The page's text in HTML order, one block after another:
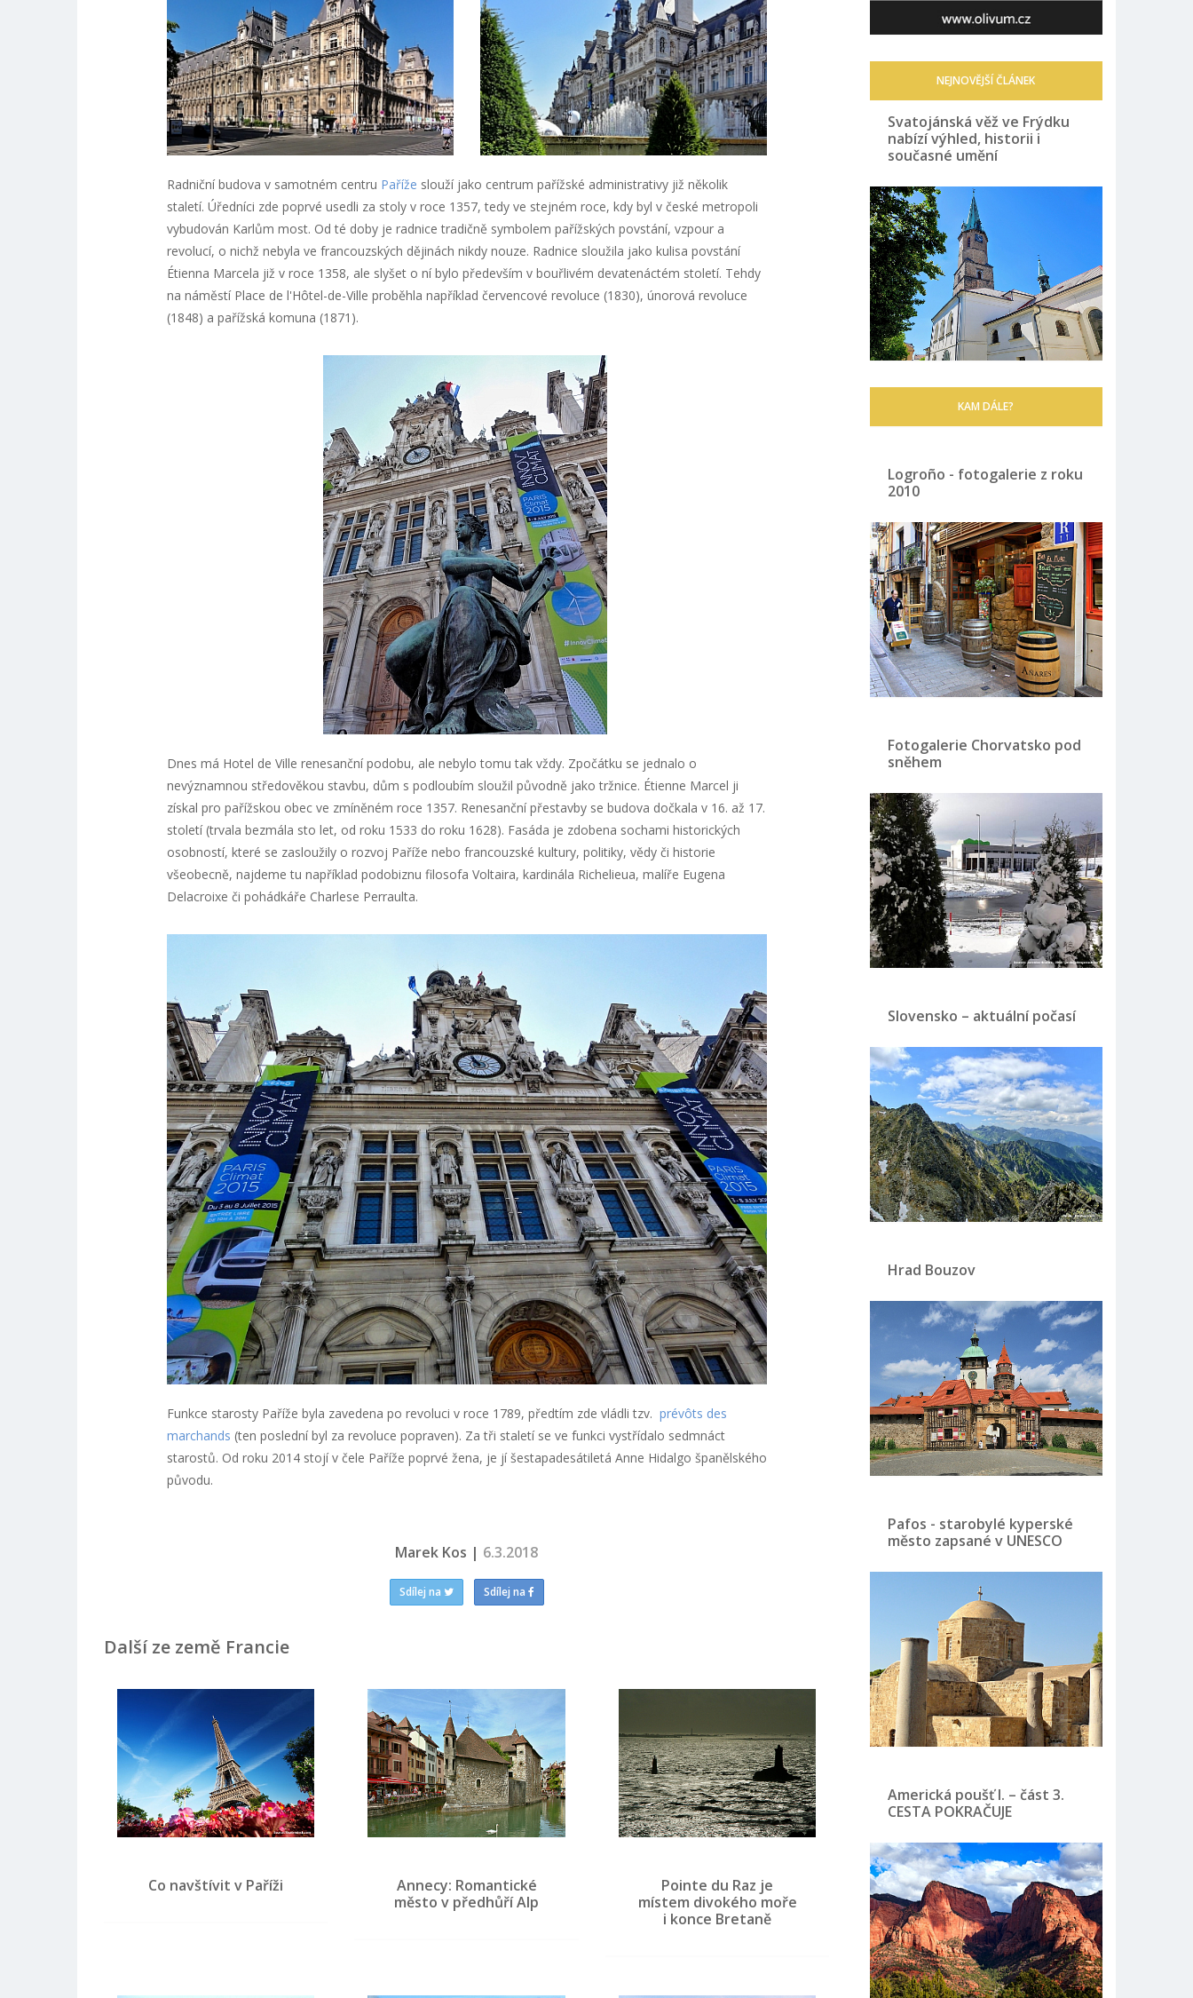
Radniční budova v samotném centru Paříže slouží jako centrum pařížské administrativy již několik
staletí. Úředníci zde poprvé usedli za stoly v roce 1357, tedy ve stejném roce, kdy byl v české metropoli
vybudován Karlům most. Od té doby je radnice tradičně symbolem pařížských povstání, vzpour a
revolucí, o nichž nebyla ve francouzských dějinách nikdy nouze. Radnice sloužila jako kulisa povstání
Étienna Marcela již v roce 1358, ale slyšet o ní bylo především v bouřlivém devatenáctém století. Tehdy
na náměstí Place de l'Hôtel-de-Ville proběhla například červencové revoluce (1830), únorová revoluce
(1848) a pařížská komuna (1871).
Dnes má Hotel de Ville renesanční podobu, ale nebylo tomu tak vždy. Zpočátku se jednalo o
nevýznamnou středověkou stavbu, dům s podloubím sloužil původně jako tržnice. Étienne Marcel ji
získal pro pařížskou obec ve zmíněném roce 1357. Renesanční přestavby se budova dočkala v 16. až 17.
století (trvala bezmála sto let, od roku 1533 do roku 1628). Fasáda je zdobena sochami historických
osobností, které se zasloužily o rozvoj Paříže nebo francouzské kultury, politiky, vědy či historie
všeobecně, najdeme tu například podobiznu filosofa Voltaira, kardinála Richelieua, malíře Eugena
Delacroixe či pohádkáře Charlese Perraulta.
Funkce starosty Paříže byla zavedena po revoluci v roce 1789, předtím zde vládli tzv. prévôts des
marchands (ten poslední byl za revoluce popraven). Za tři staletí se ve funkci vystřídalo sedmnáct
starostů. Od roku 2014 stojí v čele Paříže poprvé žena, je jí šestapadesátiletá Anne Hidalgo španělského
původu.
Marek Kos | 6.3.2018
Sdílej na Sdílej na
Další ze země Francie
Co navštívit v Paříži
Annecy: Romantické
město v předhůří Alp
Pointe du Raz je
místem divokého moře
i konce Bretaně
NEJNOVĚJŠÍ ČLÁNEK
Svatojánská věž ve Frýdku
nabízí výhled, historii i
současné umění
KAM DÁLE?
Logroño - fotogalerie z roku
2010
Fotogalerie Chorvatsko pod
sněhem
Slovensko – aktuální počasí
Hrad Bouzov
Pafos - starobylé kyperské
město zapsané v UNESCO
Americká poušť I. – část 3.
CESTA POKRAČUJE